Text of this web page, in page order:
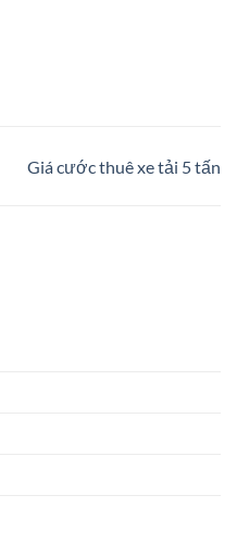
Giá cước thuê xe tải 5 tấn